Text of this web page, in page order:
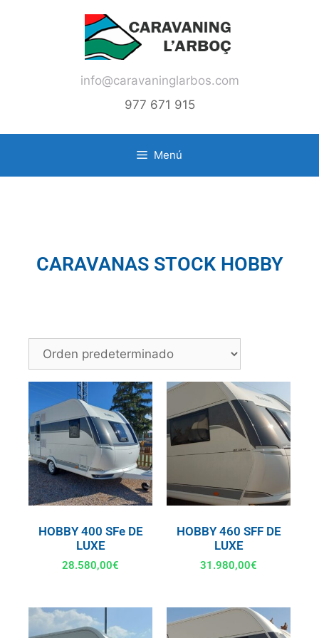
info@caravaninglarbos.com
977 671 915
Menú
CARAVANAS STOCK HOBBY
HOBBY 400 SFe DE
LUXE
28.580,00€
HOBBY 460 SFF DE
LUXE
31.980,00€